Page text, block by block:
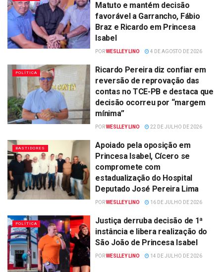
Matuto e mantém decisão
favorável a Garrancho, Fábio
Braz e Ricardo em Princesa
Isabel
PORWESLLEY LINO 4 DE AGOSTO DE 2026
POLÍTICA
Ricardo Pereira diz confiar em
reversão de reprovação das
contas no TCE-PB e destaca que
decisão ocorreu por “margem
mínima”
PORWESLLEY LINO 22 DE JULHO DE 2026
BASTIDORES
Apoiado pela oposição em
Princesa Isabel, Cícero se
compromete com
estadualização do Hospital
Deputado José Pereira Lima
PORWESLLEY LINO 16 DE JULHO DE 2026
POLÍTICA
Justiça derruba decisão de 1ª
instância e libera realização do
São João de Princesa Isabel
PORWESLLEY LINO 14 DE JULHO DE 2026